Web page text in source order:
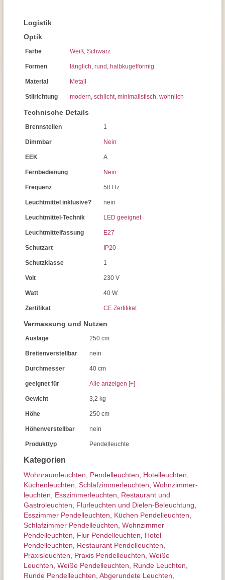
Kategorien
Wohnraum­leuchten Pendel­leuchten Hotelleuchten
Küchenleuchten Schlafzimmer­leuchten Wohnzimmer­
leuchten
Esszimmer­­leuchten
Restaurant und
Gastroleuchten
Flurleuchten und Dielen-Beleuchtung
Esszimmer Pendelleuchten
Küchen Pendelleuchten
Schlafzimmer Pendelleuchten Wohnzimmer
Pendelleuchten
Flur Pendelleuchten
Hotel
Pendelleuchten
Restaurant Pendelleuchten
Praxisleuchten
Praxis Pendelleuchten Weiße
Leuchten Weiße Pendelleuchten Runde Leuchten
Runde Pendelleuchten Abgerundete Leuchten
Logistik
Optik
Farbe Weiß, Schwarz
Formen länglich, rund , halbkugelförmig
Material Metall
Stilrichtung modern, schlicht, minimalistisch, wohnlich
Technische Details
Brennstellen 1
Dimmbar Nein
EEK A
Fernbedienung Nein
Frequenz 50 Hz
Leuchtmittel inklusive? nein
Leuchtmittel-Technik LED geeignet
Leuchtmittelfassung E27
Schutzart IP20
Schutzklasse 1
Volt 230 V
Watt 40 W
Zertifikat CE Zertifikat
Vermassung und Nutzen
Auslage 250 cm
Breitenverstellbar nein
Durchmesser 40 cm
geeignet für Alle anzeigen [+]
Gewicht 3,2 kg
Höhe 250 cm
Höhenverstellbar nein
Produkttyp Pendelleuchte